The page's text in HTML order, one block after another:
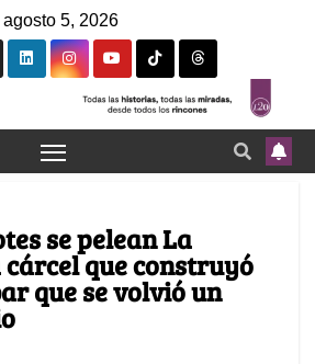
agosto 5, 2026
se pelean La
que construyó
que se volvió un